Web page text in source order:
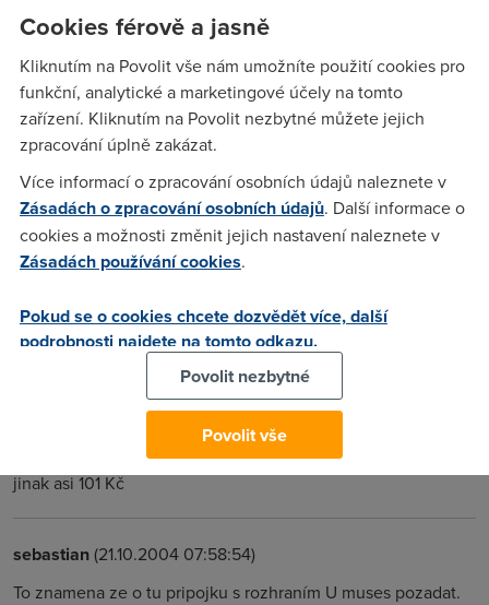
doslo k prodlouzeni doby realizace Vasi sluzby. Informace o
prodlouzeni doby realizace: bu lze objednat az po migraci
stavajici pripojky euroISDN2 na pripojku euroISDN2 s
rozhranim U
Anonym(21.10.2004 07:34:05)
asi bude muset dorazit někdo z telecomu...
takze si nachystej brokovnici :D)) nick
(21.10.2004 07:56:25)
musíš odkoupit NT tvojí ISDN administrativní krok, nikdo k
tobě nepůjde, musíš mít tuším formuláře a to by ti měli zaslat
jinak asi 101 Kč
sebastian(21.10.2004 07:58:54)
To znamena ze o tu pripojku s rozhraním U muses pozadat.
Cookies férově a jasně
Kliknutím na Povolit vše nám umožníte použití cookies pro
funkční, analytické a marketingové účely na tomto
zařízení. Kliknutím na Povolit nezbytné můžete jejich
zpracování úplně zakázat.
Více informací o zpracování osobních údajů naleznete v
Zásadách o zpracování osobních údajů. Další informace o
cookies a možnosti změnit jejich nastavení naleznete v
Zásadách používání cookies.
Pokud se o cookies chcete dozvědět více, další
podrobnosti najdete na tomto odkazu.
Povolit nezbytné
Povolit vše